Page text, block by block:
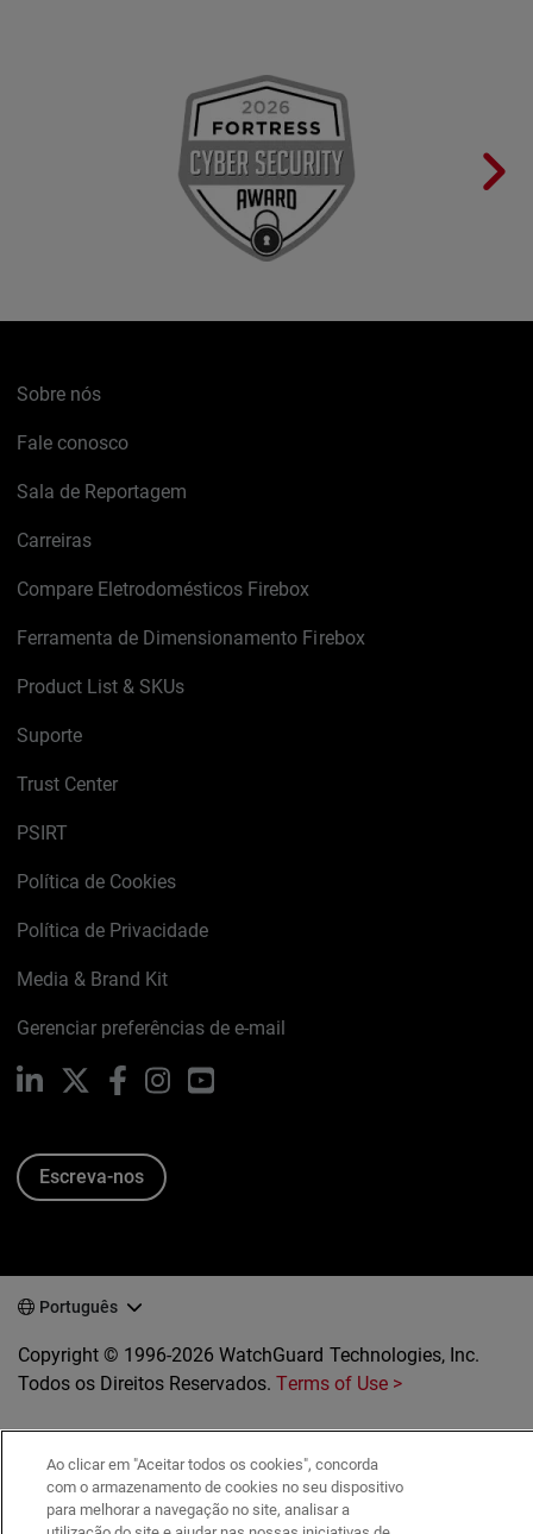
Sobre nós
Fale conosco
Sala de Reportagem
Carreiras
Compare Eletrodomésticos Firebox
Ferramenta de Dimensionamento Firebox
Product List & SKUs
Suporte
Trust Center
PSIRT
Política de Cookies
Política de Privacidade
Media & Brand Kit
Gerenciar preferências de e-mail
LinkedIn FacebookInstagramYouTube
Escreva-nos
Português
Copyright © 1996-2026 WatchGuard Technologies, Inc.
Todos os Direitos Reservados.Terms of Use >
Ao clicar em "Aceitar todos os cookies", concorda
com o armazenamento de cookies no seu dispositivo
para melhorar a navegação no site, analisar a